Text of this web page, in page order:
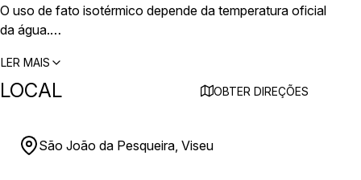
O uso de fato isotérmico depende da temperatura oficial
da água.
LER MAIS
LOCAL OBTER DIREÇÕES
São João da Pesqueira, Viseu